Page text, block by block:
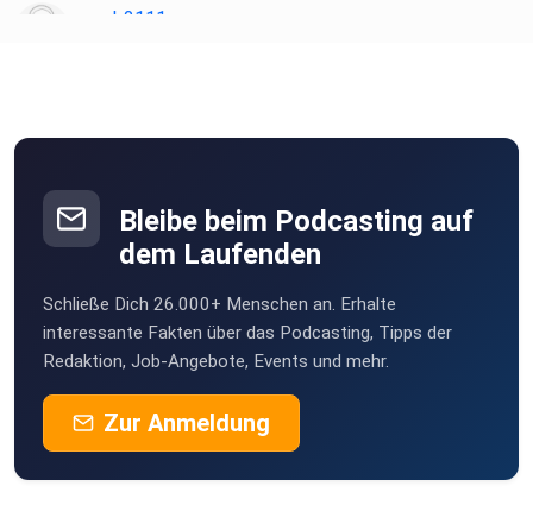
awb2111
Berlin
eh62h3cz
Neuried
Troisdorf
earlceddy
Munich
Bleibe beim Podcasting auf
dem Laufenden
Schließe Dich 26.000+ Menschen an. Erhalte
interessante Fakten über das Podcasting, Tipps der
Redaktion, Job-Angebote, Events und mehr.
Zur Anmeldung